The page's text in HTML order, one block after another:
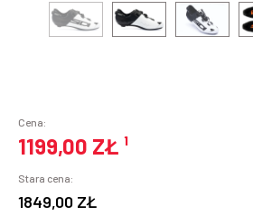
Cena:
1199,00 ZŁ ¹
Stara cena:
1849,00 ZŁ